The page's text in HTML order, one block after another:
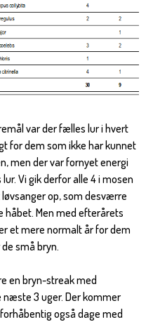
var der fælles lur i hvert
for dem som ikke har kunnet
men der var fornyet energi
Vi gik derfor alle 4 i mosen
op, som desværre
håbet. Men med efterårets
et mere normalt år for dem
små bryn.
en bryn-streak med
3 uger. Der kommer
også dage med